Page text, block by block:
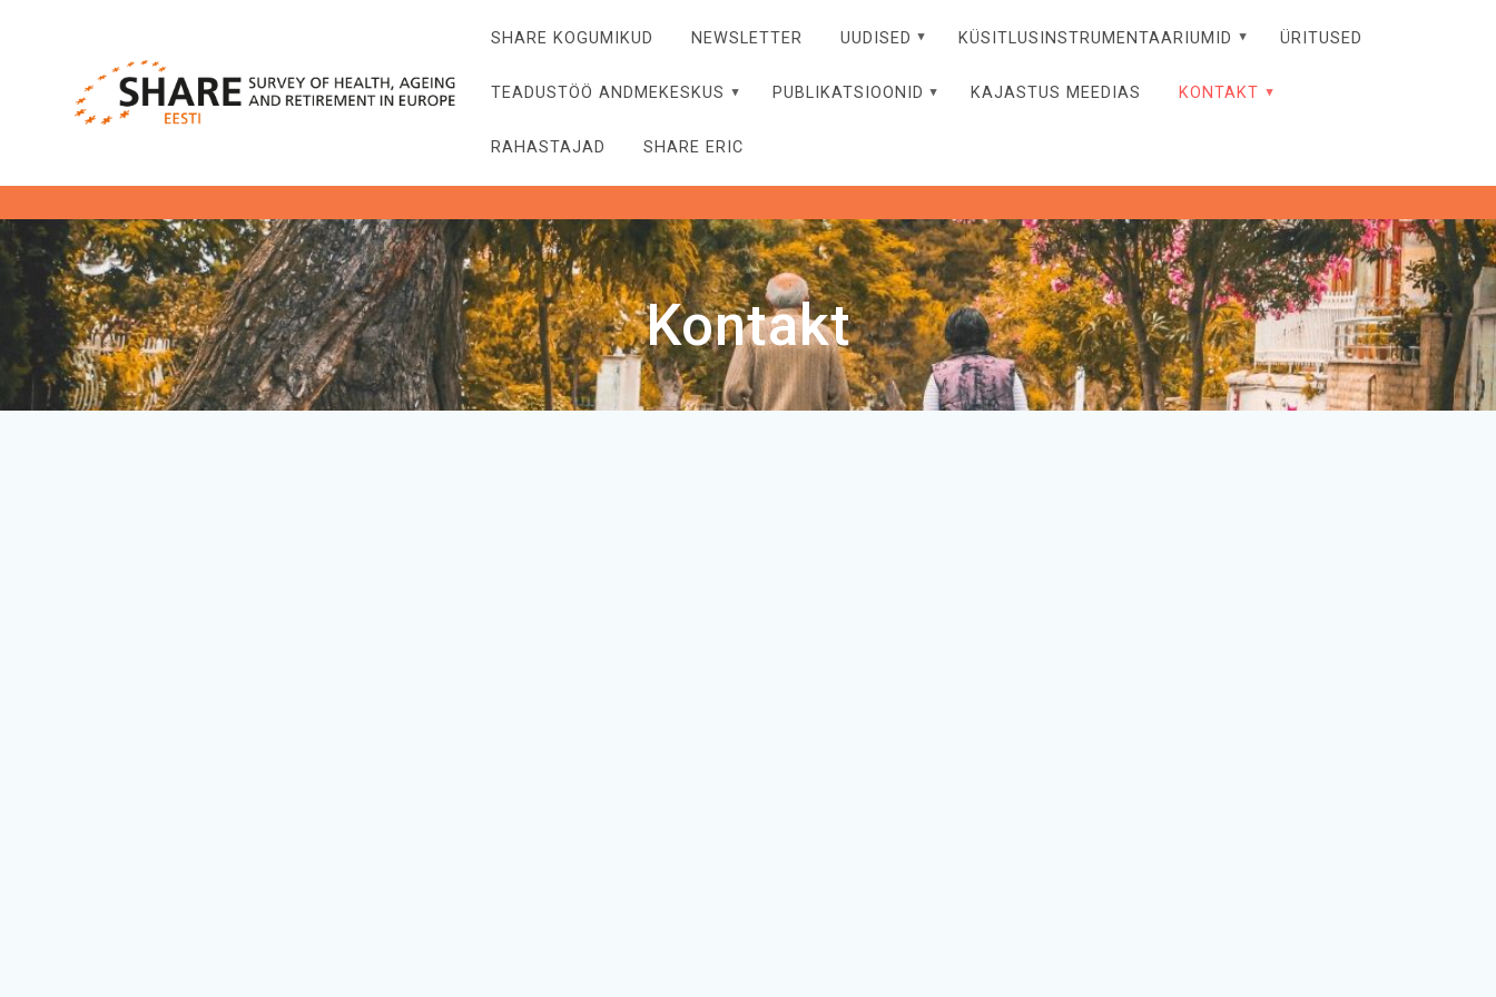
SHARE KOGUMIKUD NEWSLETTER UUDISED KÜSITLUSINSTRUMENTAARIUMID ÜRITUSED
TEADUSTÖÖ ANDMEKESKUS PUBLIKATSIOONID KAJASTUS MEEDIAS KONTAKT
RAHASTAJAD SHARE ERIC
Kontakt